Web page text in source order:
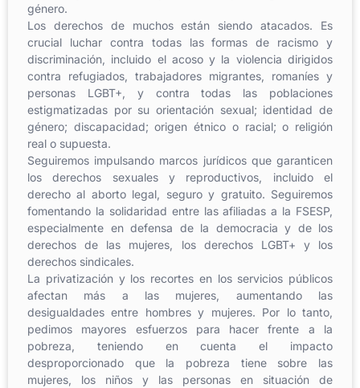
género.
Los derechos de muchos están siendo atacados. Es
crucial luchar contra todas las formas de racismo y
discriminación, incluido el acoso y la violencia dirigidos
contra refugiados, trabajadores migrantes, romaníes y
personas LGBT+, y contra todas las poblaciones
estigmatizadas por su orientación sexual; identidad de
género; discapacidad; origen étnico o racial; o religión
real o supuesta.
Seguiremos impulsando marcos jurídicos que garanticen
los derechos sexuales y reproductivos, incluido el
derecho al aborto legal, seguro y gratuito. Seguiremos
fomentando la solidaridad entre las afiliadas a la FSESP,
especialmente en defensa de la democracia y de los
derechos de las mujeres, los derechos LGBT+ y los
derechos sindicales.
La privatización y los recortes en los servicios públicos
afectan más a las mujeres, aumentando las
desigualdades entre hombres y mujeres. Por lo tanto,
pedimos mayores esfuerzos para hacer frente a la
pobreza, teniendo en cuenta el impacto
desproporcionado que la pobreza tiene sobre las
mujeres, los niños y las personas en situación de